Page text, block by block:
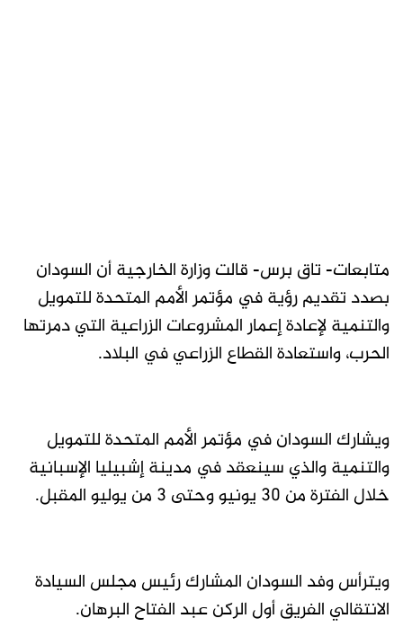
متابعات- تاق برس- قالت وزارة الخارجية أن السودان
بصدد تقديم رؤية في مؤتمر الأمم المتحدة للتمويل
والتنمية لإعادة إعمار المشروعات الزراعية التي دمرتها
الحرب، واستعادة القطاع الزراعي في البلاد.
ويشارك السودان في مؤتمر الأمم المتحدة للتمويل
والتنمية والذي سينعقد في مدينة إشبيليا الإسبانية
خلال الفترة من 30 يونيو وحتى 3 من يوليو المقبل.
ويترأس وفد السودان المشارك رئيس مجلس السيادة
الانتقالي الفريق أول الركن عبد الفتاح البرهان.